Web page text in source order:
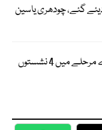
دیئے گئے، چودھری یاسین
آزاد کشمیر انتخابات کے تیسرے مرحلے میں 4 نشستوں